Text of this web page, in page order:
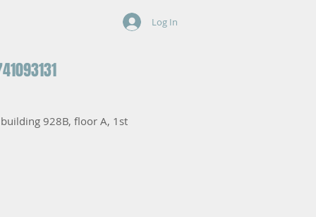
Log In
928B, floor A, 1st